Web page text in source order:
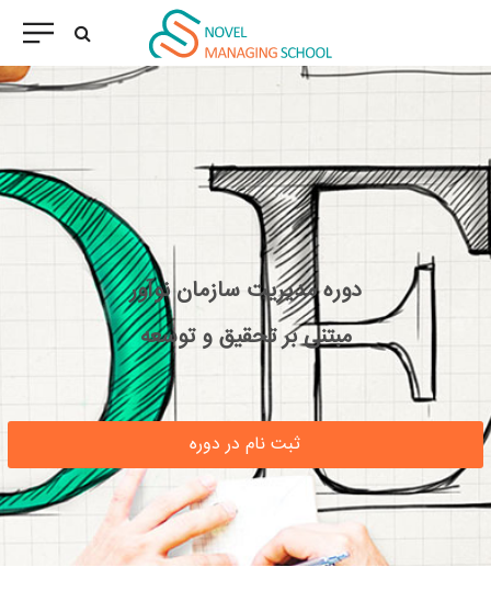
دوره مدیریت سازمان نوآور
مبتنی بر تحقیق و توسعه
ثبت نام در دوره